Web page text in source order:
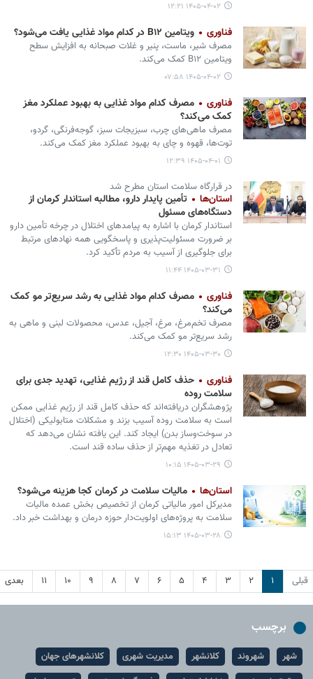
۱۴۰۵-۰۴-۰۲ ۱۲:۲۱
فناوری ویتامین B۱۲ در کدام مواد غذایی یافت می‏‌شود؟
مصرف شیر، ماست، پنیر و غلات صبحانه به افزایش سطح
ویتامین B۱۲ کمک می‌کند.
۱۴۰۵-۰۴-۰۲ ۰۷:۵۸
فناوری
مصرف کدام مواد غذایی به بهبود عملکرد مغز
کمک می‌کند؟
مصرف ماهی‌های چرب، سبزیجات سبز، گوجه‌فرنگی، گردو،
توت‌ها، قهوه و چای به بهبود عملکرد مغز کمک می‌کند.
۱۴۰۵-۰۴-۰۱ ۱۲:۳۹
در قرارگاه سلامت استان مطرح شد
استان‌ها
تأمین پایدار دارو، مطالبه استاندار کرمان از
دستگاه‌های مسئول
استاندار کرمان با اشاره به پیامدهای اختلال در چرخه تأمین دارو
بر ضرورت مسئولیت‌پذیری و پاسخگویی همه نهادهای مرتبط
برای جلوگیری از آسیب به مردم تأکید کرد.
۱۴۰۵-۰۳-۳۱ ۱۱:۴۴
فناوری
مصرف کدام مواد غذایی به رشد سریع‌تر مو کمک
می‌کند؟
مصرف تخم‌مرغ، مرغ، آجیل، عدس، محصولات لبنی و ماهی به
رشد سریع‌تر مو کمک می‌کند.
۱۴۰۵-۰۳-۳۰ ۱۲:۳۰
فناوری
حذف کامل قند از رژیم غذایی، تهدید جدی برای
سلامت روده
پژوهشگران دریافته‌اند که حذف کامل قند از رژیم غذایی ممکن
است به سلامت روده آسیب بزند و مشکلات متابولیکی (اختلال
در سوخت‌وساز بدن) ایجاد کند. این یافته نشان می‌دهد که
تعادل در تغذیه مهم‌تر از حذف ساده قند است.
۱۴۰۵-۰۳-۲۹ ۱۰:۱۵
استان‌ها مالیات سلامت در کرمان کجا هزینه می‌شود؟
مدیرکل امور مالیاتی کرمان از تخصیص بخش عمده مالیات
سلامت به پروژه‌های اولویت‌دار حوزه درمان و بهداشت خبر داد.
۱۴۰۵-۰۳-۲۸ ۱۵:۱۳
قبلی ۱ ۲ ۳ ۴ ۵ ۶ ۷ ۸ ۹ ۱۰ ۱۱ بعدی
برچسب
شهر شهروند کلانشهر مدیریت شهری
کلانشهرهای جهان